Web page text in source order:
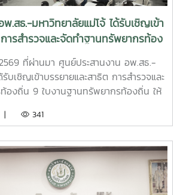
.สธ.-มหาวิทยาลัยแม่โจ้ ได้รับเชิญเข้า
ารสำรวจและจัดทำฐานทรัพยากรท้อง
พยากรท้องถิ่น
ที่ผ่านมา ศูนย์ประสานงาน อพ.สธ.-
บเชิญเข้าบรรยายและสาธิต การสำรวจและ
องถิ่น 9 ใบงานฐานทรัพยากรท้องถิ่น ให้
ที่สำรวจได้อย่างมีประสิทธิภาพ และเข้าใจ
หาวิทยาลัยแม่โจ้
| 341